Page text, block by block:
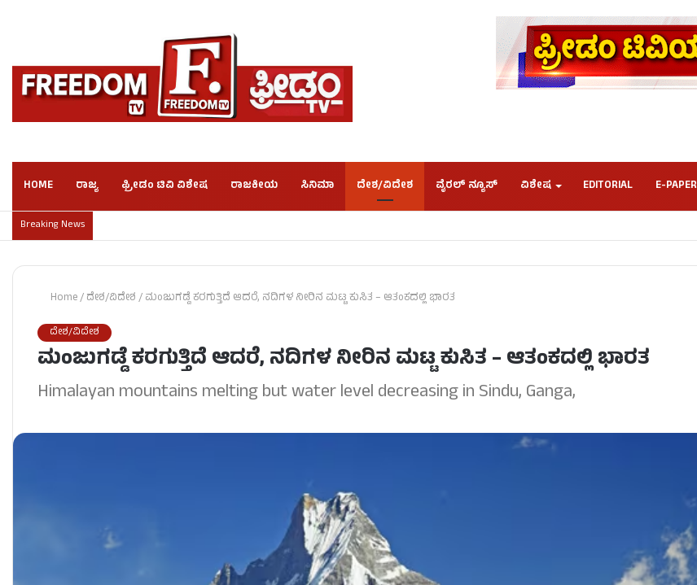
HOME ರಾಜ್ಯ ಫ್ರೀಡಂ ಟಿವಿ ವಿಶೇಷ ರಾಜಕೀಯ ಸಿನಿಮಾ ದೇಶ/ವಿದೇಶ ವೈರಲ್ ನ್ಯೂಸ್ ವಿಶೇಷ EDITORIAL E-PAPER
Breaking News
Home/ದೇಶ/ವಿದೇಶ/ಮಂಜುಗಡ್ಡೆ ಕರಗುತ್ತಿದೆ ಆದರೆ, ನದಿಗಳ ನೀರಿನ ಮಟ್ಟ ಕುಸಿತ – ಆತಂಕದಲ್ಲಿ ಭಾರತ
ದೇಶ/ವಿದೇಶ
ಮಂಜುಗಡ್ಡೆ ಕರಗುತ್ತಿದೆ ಆದರೆ, ನದಿಗಳ ನೀರಿನ ಮಟ್ಟ ಕುಸಿತ – ಆತಂಕದಲ್ಲಿ ಭಾರತ
Himalayan mountains melting but water level decreasing in Sindu, Ganga,